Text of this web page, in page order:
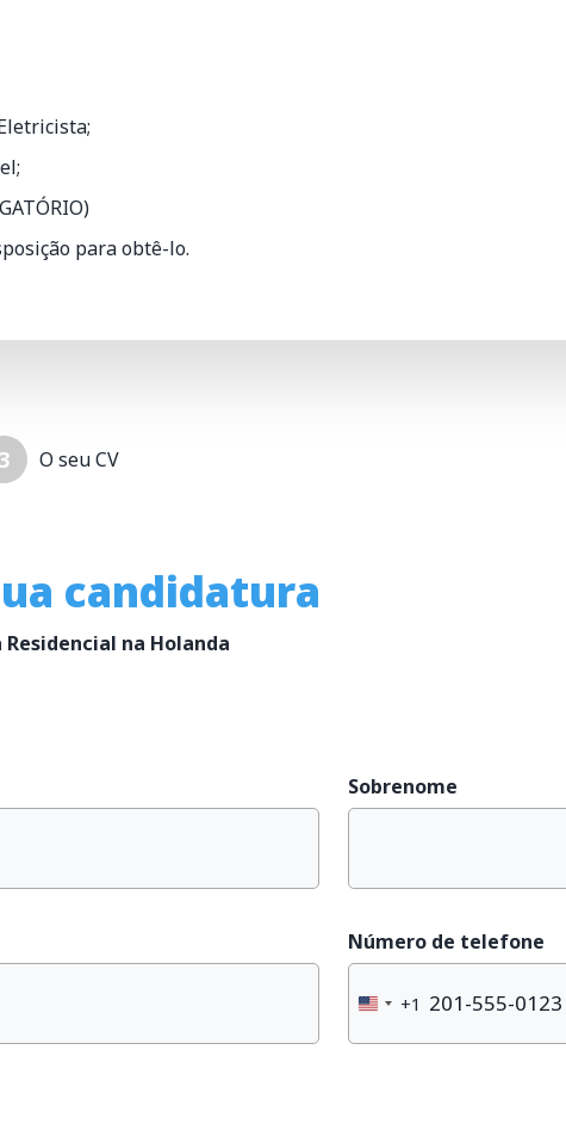
para obtê-lo.
3 O seu CV
candidatura
na Holanda
Sobrenome
Número de telefone
United
States
+1